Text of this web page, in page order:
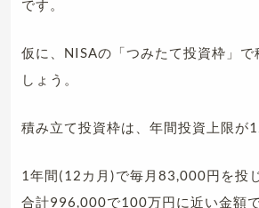
です。
仮に、NISAの「つみたて投資枠」で
しょう。
積み立て投資枠は、年間投資上限が
1年間(12カ月)で毎月83,000円を投
合計996,000で100万円に近い金額で